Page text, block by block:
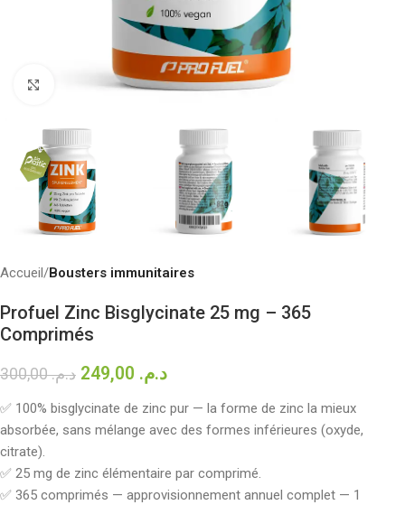
Click to enlarge
Accueil Bousters immunitaires
Profuel Zinc Bisglycinate 25 mg – 365
Comprimés
د.م.300,00 د.م.
✅ 100% bisglycinate de zinc pur — la forme de zinc la mieux
absorbée, sans mélange avec des formes inférieures (oxyde,
citrate).
✅ 25 mg de zinc élémentaire par comprimé.
✅ 365 comprimés — approvisionnement annuel complet — 1